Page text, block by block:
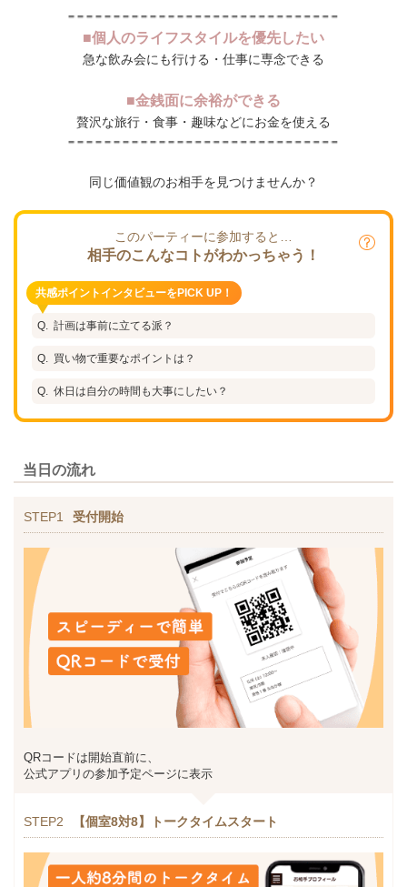
■個人のライフスタイルを優先したい
急な飲み会にも行ける・仕事に専念できる
■金銭面に余裕ができる
贅沢な旅行・食事・趣味などにお金を使える
同じ価値観のお相手を見つけませんか？
このパーティーに参加すると…
相手のこんなコトがわかっちゃう！
共感ポイントインタビューをPICK UP！
計画は事前に立てる派？
買い物で重要なポイントは？
休日は自分の時間も大事にしたい？
当日の流れ
STEP1 受付開始
QRコードは開始直前に、
公式アプリの参加予定ページに表示
STEP2 【個室8対8】トークタイムスタート